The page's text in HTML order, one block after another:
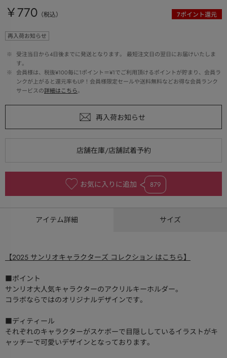
￥770 （税込） 7ポイント還元
再入荷お知らせ
※
受注当日から4日後までに発送となります。 最短注文日の翌日にお届けいたしま
す。
※
会員様は、税抜¥100毎に1ポイント＝¥1でご利用頂けるポイントが貯まり、会員ラ
ンクが上がると還元率もUP！会員様限定セールや送料無料などお得な会員ランク
サービスの詳細はこちら。
お気に入りに追加 879
アイテム詳細 サイズ
【2025 サンリオキャラクターズ コレクション はこちら】
■ポイント
サンリオ大人気キャラクターのアクリルキーホルダー。
コラボならではのオリジナルデザインです。
■ディティール
それぞれのキャラクターがスケボーで目隠ししているイラストがキ
ャッチーで可愛いデザインとなっております。